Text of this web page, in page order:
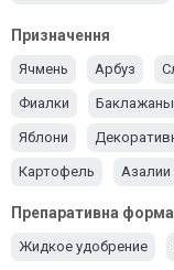
Призначення
Ячмень Арбуз
Фиалки Баклажаны
Яблони
Картофель Азалии
Розы Хвойные
Орхидеи Для
Препаративна форма
Жидкое удобрение